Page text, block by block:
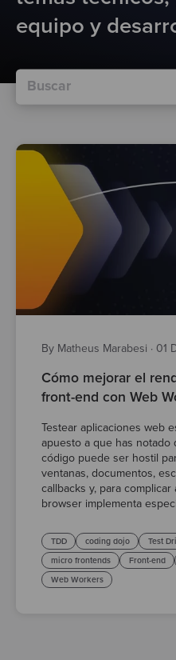
equipo y
By Matheus Marabesi · 01
Cómo mejorar el
front-end con Web
Testear aplicaciones web
apuesto a que has
código puede ser hostil
ventanas, documentos,
callbacks y, para
browser implementa
TDD coding dojo
Test
micro frontends
Front-end
Web Workers